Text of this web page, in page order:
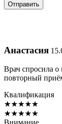
Анастасия
Врач спросила
повторный
Квалификация
★★★★★
★★★★★
Внимание